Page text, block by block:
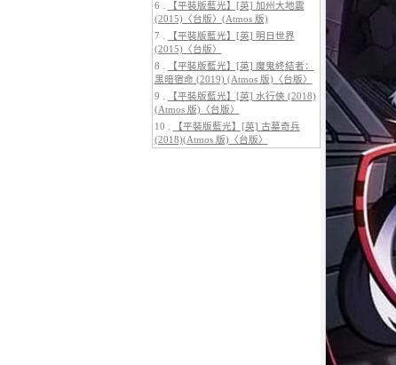
5.【平裝版藍光】[英] 巔峰獵殺
(2026)
6 .
【平裝版藍光】[英] 加州大地震
(2015)〈台版〉(Atmos 版)
7 .
【平裝版藍光】[英] 明日世界
(2015)〈台版〉
8 .
【平裝版藍光】[英] 魔鬼終結者：
黑暗宿命 (2019) (Atmos 版)〈台版〉
9 .
【平裝版藍光】[英] 水行俠 (2018)
(Atmos 版)〈台版〉
10 .
【平裝版藍光】[英] 古墓奇兵
(2018)(Atmos 版)〈台版〉